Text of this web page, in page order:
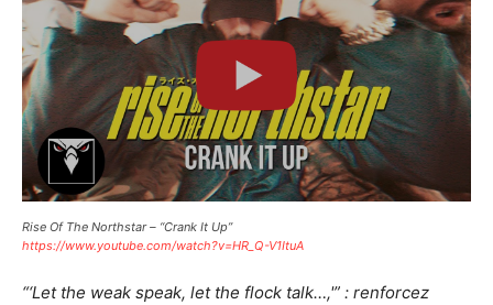
Rise Of The Northstar – “Crank It Up”
https://www.youtube.com/watch?v=HR_Q-V1ItuA
“‘Let the weak speak, let the flock talk…,'” : renforcez